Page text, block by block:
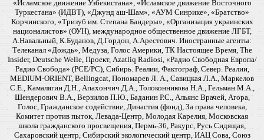
«Исламское движение Узбекистана», «Исламское движение Восточного
Туркестана» (ИДВТ), «Джунд аш-Шам», «АУМ Синрике», «Братство»
Корчинского, «Тризуб им. Степана Бандеры», «Организация украинских
националистов» (ОУН), международное общественное движение ЛГБТ,
А.Навальный, К.Буданов, Д.Гордон, А.Арестович. Иностранные агенты:
Телеканал «Дождь», Медуза, Голос Америки, ТК Настоящее Время, The
Insider, Deutsche Welle, Проект, Azatliq Radiosi, «Радио Свободная Европа/
Радио Свобода» (PCE/PC), Сибирь. Реалии, Фактограф, Север. Реалии,
MEDIUM-ORIENT, Bellingcat, Пономарев Л. А., Савицкая Л.А., Маркелов
С.Е., Камалягин Д.Н., Апахончич Д.А., Толоконникова Н.А., Гельман М.А.,
Шендерович В.А., Верзилов П.Ю., Баданин Р.С., Альянс Врачей, Агора,
Голос, Гражданское содействие, Династия (фонд), За права человека,
Комитет против пыток, Левада-Центр, Молодая Карелия, Московская
школа гражданского просвещения, Пермь-36, Ракурс, Русь Сидящая,
Сахаровский центр, Сибирский экологический центр, ИАЦ Сова, Союз